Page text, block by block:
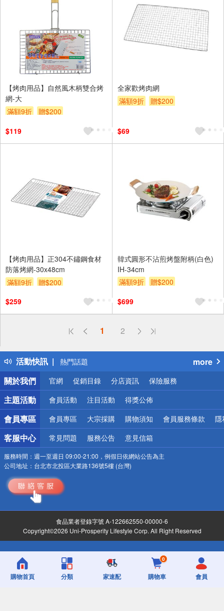
【烤肉用品】自然風木柄雙合烤
網-大
滿額9折
贈$200
$119
全家歡烤肉網
滿額9折
贈$200
$69
【烤肉用品】正304不鏽鋼食材
防落烤網-30x48cm
滿額9折
贈$200
$259
韓式圓形不沾煎烤盤附柄(白色)
IH-34cm
滿額9折
贈$200
$699
1 2
活動快訊
偏遠地區配送
得獎公告
熱門話題
銀行優惠
偏遠地區配送
詐騙網頁！請小心！
more
關於我們
官網 促銷目錄 分店資訊 保險服務
主題活動 會員活動 注目活動 得獎公佈
會員專區 會員專區 大宗採購 購物須知 會員服務條款 隱
客服中心 常見問題 服務公告 意見信箱
服務時間： 週一至週日 09:00-21:00，例假日依網站公告為主
公司地址： 台北市北投區大業路136號5樓 (台灣)
食品業者登錄字號 A-122662550-00000-6
Copyright©2026 Uni-Prosperity Lifestyle Corp. All Right Reserved
購物首頁 分類 家速配
0
購物車 會員